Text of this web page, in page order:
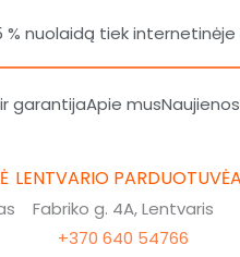
nuolaidą tiek
garantijaApie musNaujienos
LENTVARIO PARDUOTUVĖ
Fabriko g. 4A, Lentvaris
+370 640 54766